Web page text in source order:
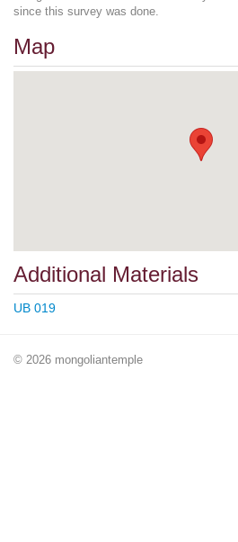
since this survey was done.
Map
Additional Materials
UB 019
© 2026 mongoliantemple